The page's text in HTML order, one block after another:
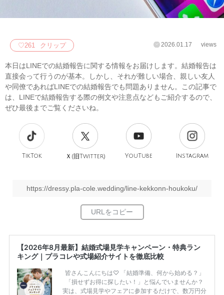
♡261 クリップ 2026.01.17 views
本日はLINEでの結婚報告に関する情報をお届けします。結婚報告は
直接会って行うのが基本。しかし、それが難しい場合、親しい友人
や同僚であればLINEでの結婚報告でも問題ありません。この記事で
は、LINEで結婚報告する際の例文や注意点などもご紹介するので、
ぜひ最後までご覧くださいね。
TikTok Ｘ(旧Twitter) YouTube Instagram
https://dressy.pla-cole.wedding/line-kekkonn-houkoku/
【2026年8月最新】結婚式場見学キャンペーン・特典ラン
キング｜プラコレや式場紹介サイトを徹底比較
皆さんこんにちは♡ 「結婚準備、何から始める？」
「損せずお得に探したい！」と悩んでいませんか？
実は、式場見学やフェアに参加するだけで、数万円分